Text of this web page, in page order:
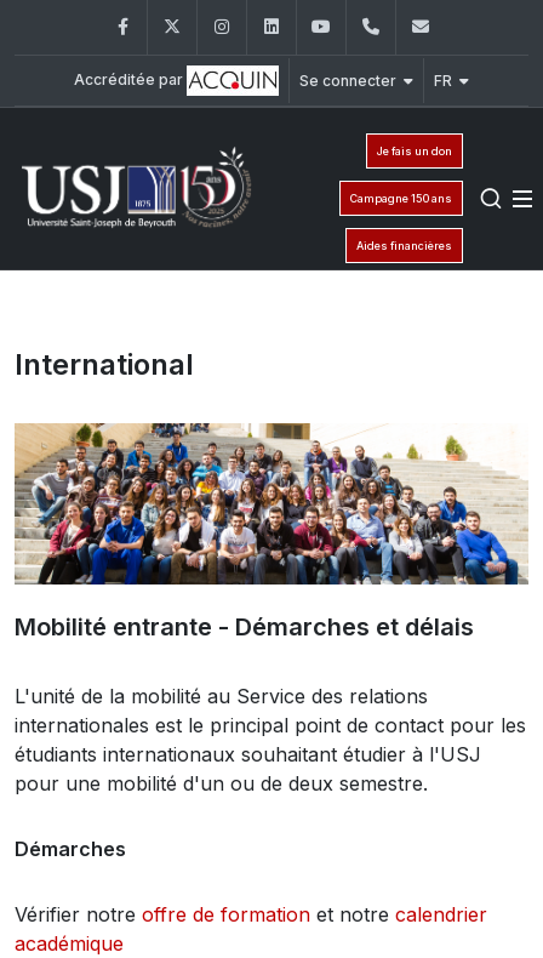
FacebookTwitter InstagramLinkedInYouTube+961 (1) 421 000
Accréditée par Se connecter FR
Je fais un don
Campagne 150 ans
Aides financières
International
Mobilité entrante - Démarches et délais
L'unité de la mobilité au Service des relations
internationales est le principal point de contact pour les
étudiants internationaux souhaitant étudier à l'USJ
pour une mobilité d'un ou de deux semestre.
Démarches
Vérifier notre offre de formation et notre calendrier
académique